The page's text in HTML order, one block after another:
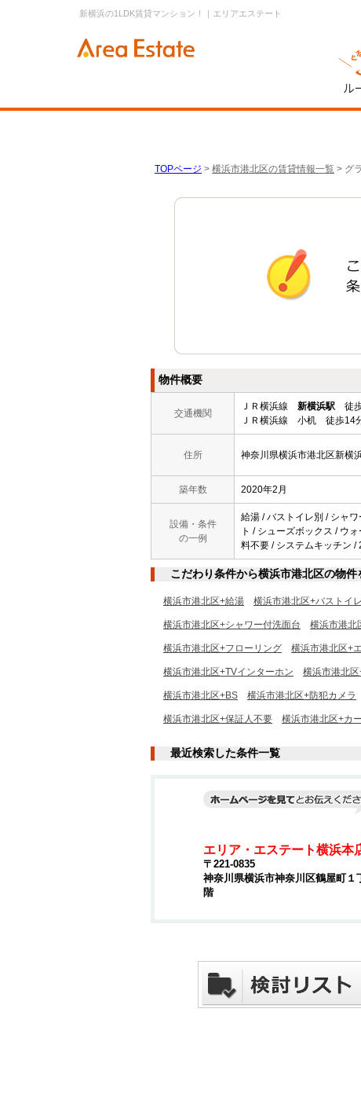
新横浜の1LDK賃貸マンション！｜エリアエステート
ル
TOPページ > 横浜市港北区の賃貸情報一覧 > グ
物件概要
交通機関
ＪＲ横浜線 新横浜駅 徒
ＪＲ横浜線 小机 徒歩14
住所 神奈川県横浜市港北区新横
築年数 2020年2月
設備・条件
の一例
給湯 / バストイレ別 / シャ
ト / シューズボックス / ウ
料不要 / システムキッチン /
こだわり条件から横浜市港北区の物件
横浜市港北区+給湯 横浜市港北区+バストイ
横浜市港北区+シャワー付洗面台 横浜市港北
横浜市港北区+フローリング 横浜市港北区+
横浜市港北区+TVインターホン 横浜市港北
横浜市港北区+BS 横浜市港北区+防犯カメラ
横浜市港北区+保証人不要 横浜市港北区+カ
最近検索した条件一覧
エリア・エステート横浜本
〒221-0835
神奈川県横浜市神奈川区鶴屋町１
階